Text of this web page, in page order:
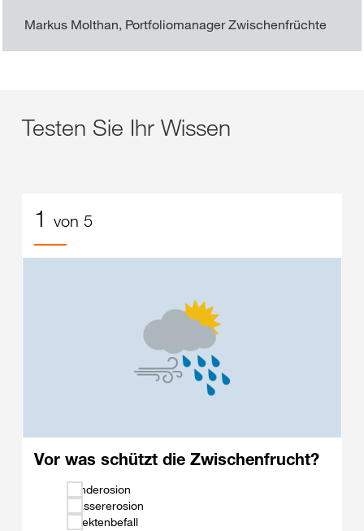
Markus Molthan, Portfoliomanager Zwischenfrüchte
Testen Sie Ihr Wissen
1 von 5
Vor was schützt die Zwischenfrucht?
Winderosion
Wassererosion
Insektenbefall